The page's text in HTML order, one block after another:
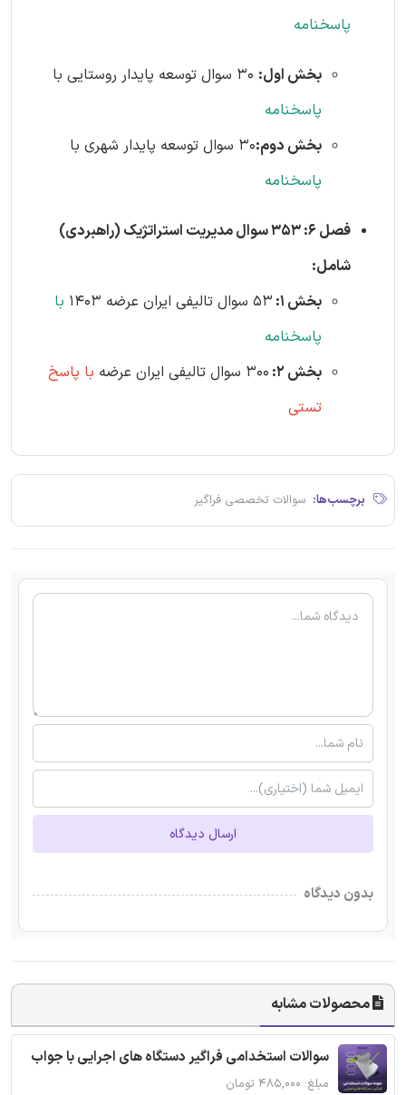
پاسخنامه
بخش اول:
پاسخنامه
بخش دوم:30 سوال توسعه پایدار شهری با
پاسخنامه
فصل 6: 353 سوال مدیریت استراتژیک (راهبردی)
شامل:
بخش 1:
53 سوال تالیفی ایران عرضه 1403
با
پاسخنامه
بخش 2:
300 سوال تالیفی ایران عرضه
با پاسخ
تستی
برچسب‌ها: سوالات تخصصی فراگیر
ارسال دیدگاه
بدون دیدگاه
محصولات مشابه
سوالات استخدامی فراگیر دستگاه های اجرایی با جواب
مبلغ: ۴۸۵,۰۰۰ تومان